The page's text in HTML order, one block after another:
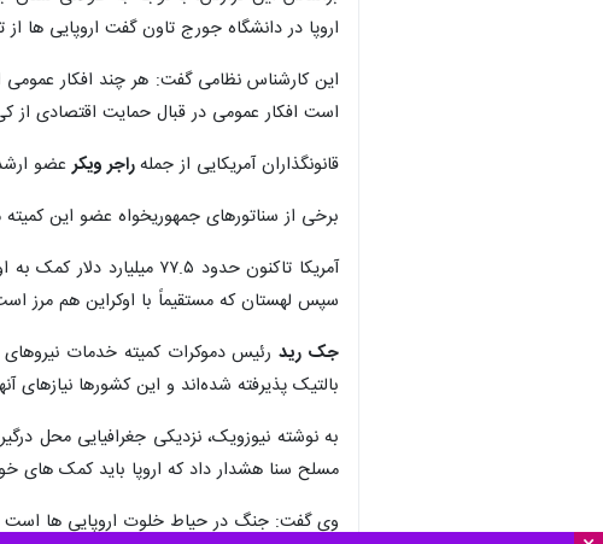
اروپا در دانشگاه جورج تاون گفت اروپایی ها
این کارشناس نظامی گفت: هر چند افکار
است افکار عمومی در قبال حمایت اقتصادی از
قانونگذاران آمریکایی از جملهراجر ویکرعضو ارشد
برخی از سناتورهای جمهوریخواه عضو این کمیته
آمریکا تاکنون حدود
سپس لهستان که مستقیماً با اوکراین هم مرز
جک ریدرئیس دموکرات کمیته خدمات
بالتیک پذیرفته شده‌اند و این کشورها نیازهای
به نوشته نیوزویک، نزدیکی جغرافیایی محل
مسلح سنا هشدار داد که اروپا باید کمک های
وی گفت: جنگ در حیاط خلوت اروپایی ها است و